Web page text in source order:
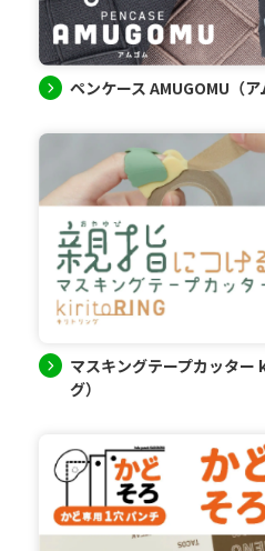
ペンケース AMUGOMU（ア
マスキングテープカッタ
グ）